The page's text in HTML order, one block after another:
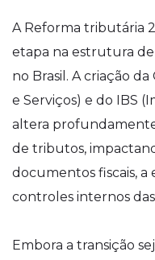
A Reforma tributária
etapa na estrutura
no Brasil. A criação
e Serviços) e do IBS
altera
de tributos,
documentos fiscais, a
controles internos
Embora a transição